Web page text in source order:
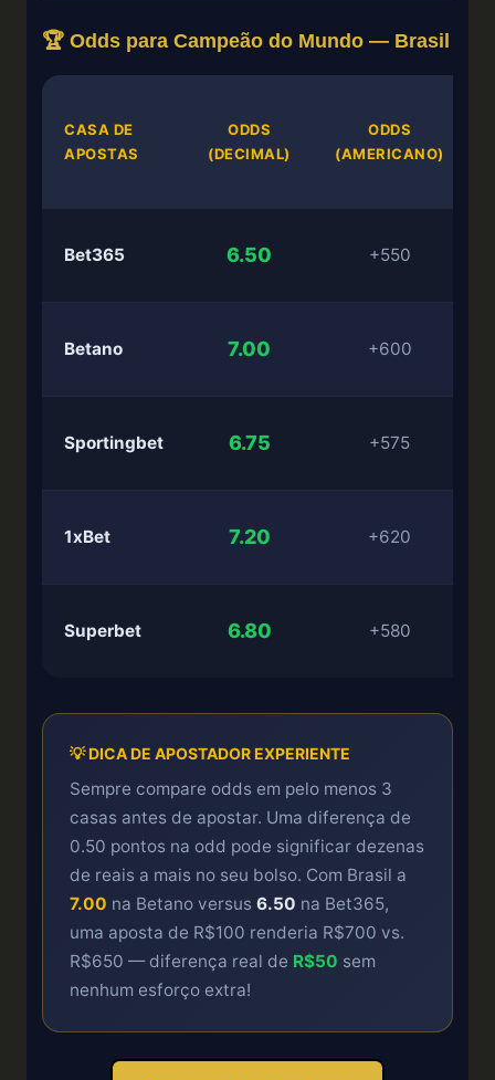
🏆 Odds para Campeão do Mundo — Brasil
CASA DE
APOSTAS
ODDS
(DECIMAL)
ODDS
(AMERICANO)
Bet365 6.50 +550
Betano 7.00 +600
Sportingbet 6.75 +575
1xBet 7.20 +620
Superbet 6.80 +580
💡 DICA DE APOSTADOR EXPERIENTE
Sempre compare odds em pelo menos 3
casas antes de apostar. Uma diferença de
0.50 pontos na odd pode significar dezenas
de reais a mais no seu bolso. Com Brasil a
7.00 na Betano versus 6.50 na Bet365,
uma aposta de R$100 renderia R$700 vs.
R$650 — diferença real de R$50 sem
nenhum esforço extra!